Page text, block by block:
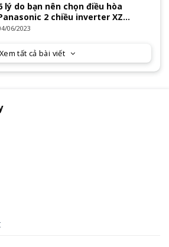
lý do bạn nên chọn điều hòa
2 chiều inverter XZ
2023
06/2023
Xem tất cả bài viết